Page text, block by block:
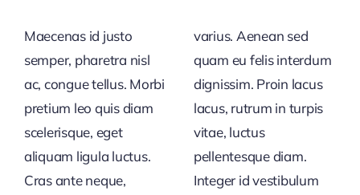
Maecenas id justo
semper, pharetra nisl
ac, congue tellus. Morbi
pretium leo quis diam
scelerisque, eget
aliquam ligula luctus.
Cras ante neque,
varius. Aenean sed
quam eu felis interdum
dignissim. Proin lacus
lacus, rutrum in turpis
vitae, luctus
pellentesque diam.
Integer id vestibulum